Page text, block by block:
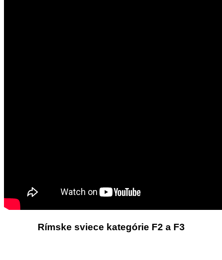
Rímske sviece kategórie F2 a F3